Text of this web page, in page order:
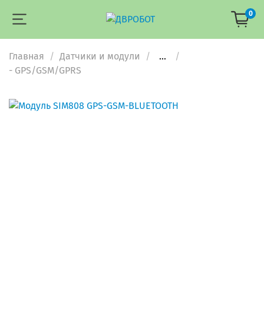
0
Главная Датчики и модули
...
- GPS/GSM/GPRS